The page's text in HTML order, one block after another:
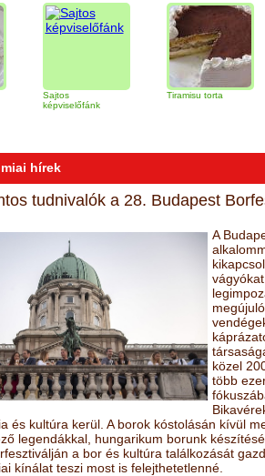
képviselőfánk
Tiramisu torta
hírek
tudnivalók a 28. Budapest
A
közel
több
és kultúra kerül. A borok kóstolásán kívül
legendákkal, hungarikum borunk
a bor és kultúra találkozását
kínálat teszi most is felejthetetlenné.